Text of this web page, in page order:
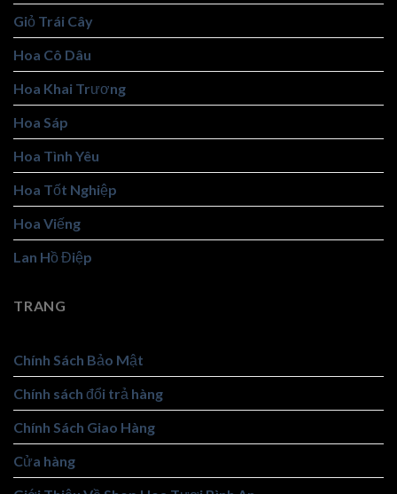
Giỏ Trái Cây
Hoa Cô Dâu
Hoa Khai Trương
Hoa Sáp
Hoa Tình Yêu
Hoa Tốt Nghiệp
Hoa Viếng
Lan Hồ Điệp
TRANG
Chính Sách Bảo Mật
Chính sách đổi trả hàng
Chính Sách Giao Hàng
Cửa hàng